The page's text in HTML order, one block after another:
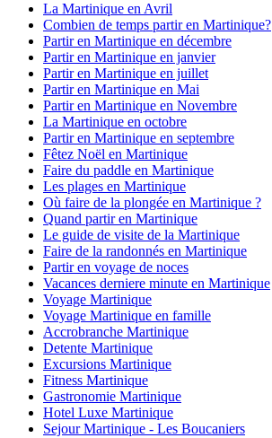
La Martinique en Avril
Combien de temps partir en Martinique?
Partir en Martinique en décembre
Partir en Martinique en janvier
Partir en Martinique en juillet
Partir en Martinique en Mai
Partir en Martinique en Novembre
La Martinique en octobre
Partir en Martinique en septembre
Fêtez Noël en Martinique
Faire du paddle en Martinique
Les plages en Martinique
Où faire de la plongée en Martinique ?
Quand partir en Martinique
Le guide de visite de la Martinique
Faire de la randonnés en Martinique
Partir en voyage de noces
Vacances derniere minute en Martinique
Voyage Martinique
Voyage Martinique en famille
Accrobranche Martinique
Detente Martinique
Excursions Martinique
Fitness Martinique
Gastronomie Martinique
Hotel Luxe Martinique
Sejour Martinique - Les Boucaniers